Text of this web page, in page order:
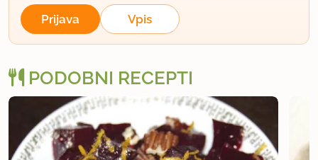
član od 2007 1426 sporočil
12.7.2009 ob 11:38
Jaz dam kar vse skupaj v lonec na pritisk in kuham
cca pol ure.
uporabno
Prijava Vpis
PODOBNI RECEPTI